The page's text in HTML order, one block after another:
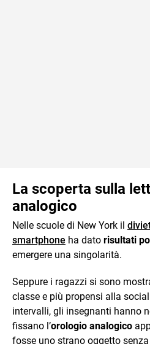
La scoperta sulla
analogico
Nelle scuole di New York il
smartphone ha dato risultati
emergere una singolarità.
Seppure i ragazzi si sono
classe e più propensi alla
intervalli, gli insegnanti hanno
fissano l’orologio analogico
fosse uno strano oggetto